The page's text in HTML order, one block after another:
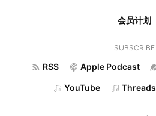
会员计划
SUBSCRIBE
RSS Apple Podcast
YouTube Threads